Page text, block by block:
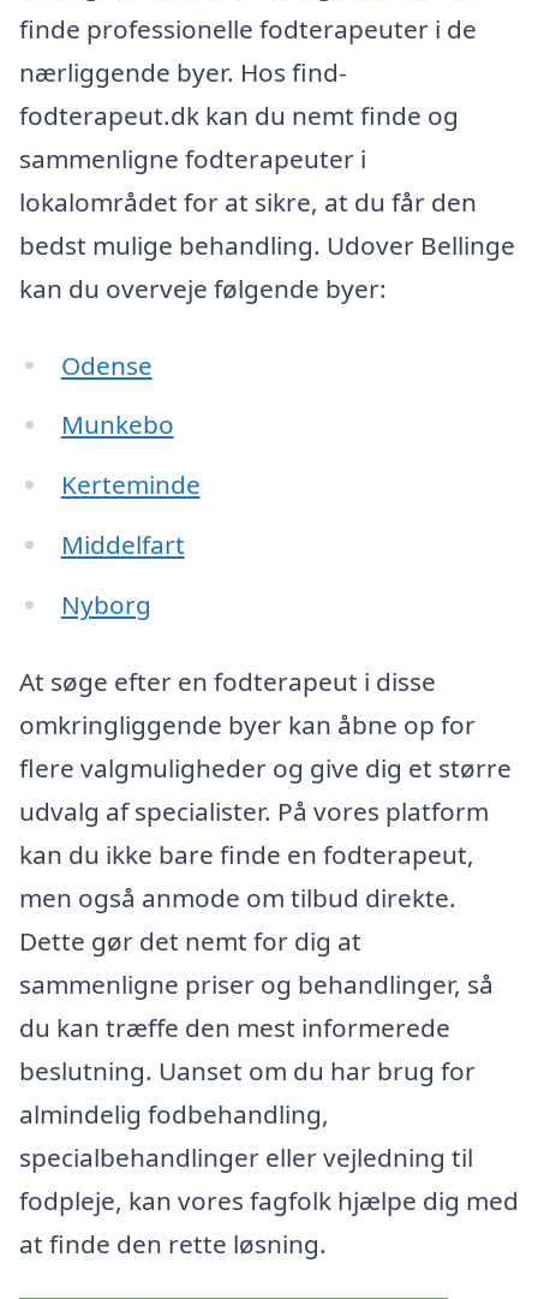
finde professionelle fodterapeuter i de
nærliggende byer. Hos find-
fodterapeut.dk kan du nemt finde og
sammenligne fodterapeuter i
lokalområdet for at sikre, at du får den
bedst mulige behandling. Udover Bellinge
kan du overveje følgende byer:
Odense
Munkebo
Kerteminde
Middelfart
Nyborg
At søge efter en fodterapeut i disse
omkringliggende byer kan åbne op for
flere valgmuligheder og give dig et større
udvalg af specialister. På vores platform
kan du ikke bare finde en fodterapeut,
men også anmode om tilbud direkte.
Dette gør det nemt for dig at
sammenligne priser og behandlinger, så
du kan træffe den mest informerede
beslutning. Uanset om du har brug for
almindelig fodbehandling,
specialbehandlinger eller vejledning til
fodpleje, kan vores fagfolk hjælpe dig med
at finde den rette løsning.